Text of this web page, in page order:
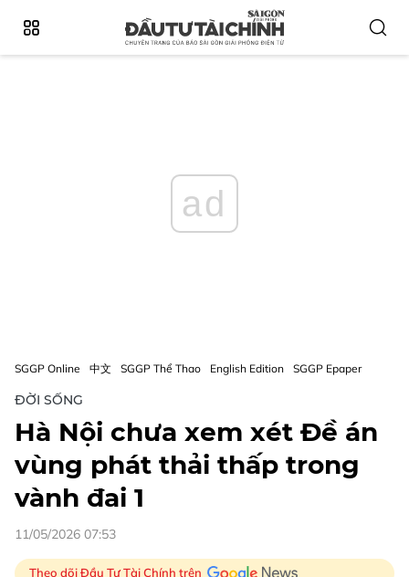
ad
SGGP Online 中文 SGGP Thể Thao English Edition SGGP Epaper
ĐỜI SỐNG
Hà Nội chưa xem xét Đề án
vùng phát thải thấp trong
vành đai 1
11/05/2026 07:53
Theo dõi Đầu Tư Tài Chính trên